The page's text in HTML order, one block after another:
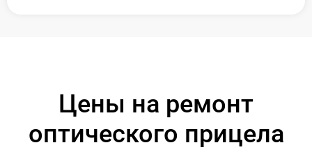
Цены на ремонт
оптического прицела